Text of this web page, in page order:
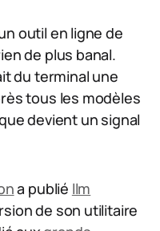
outil en ligne de
de plus banal.
du terminal une
tous les modèles
devient un signal
a publié llm
de son utilitaire